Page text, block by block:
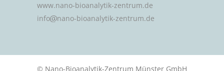
www.nano-bioanalytik-zentrum.de
info
nano-bioanalytik-zentrum.de
© Nano-Bioanalytik-Zentrum Münster GmbH